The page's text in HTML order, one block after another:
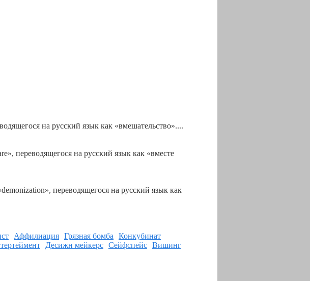
на русский язык как «вмешательство»....
переводящегося на русский язык как «вместе
переводящегося на русский язык как
Аффилиация Грязная бомба
Конкубинат
Десижн мейкерс Сейфспейс Вишинг